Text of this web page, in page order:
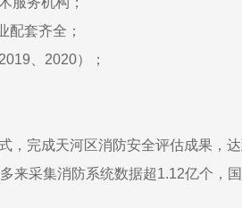
配套齐全；
、2020）；
完成天河区消防安全评估成果，达
来采集消防系统数据超1.12亿个，